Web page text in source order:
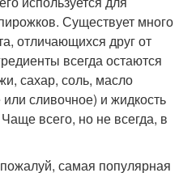
Существует много
отличающихся друг от
всегда остаются
сахар, соль, масло
сливочное) и жидкость
всего, но не всегда, в
самая популярная